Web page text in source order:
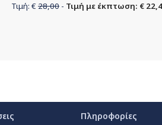
Τιμή: € 28,00 - Τιμή με έκπτωση: €
Πληροφορίες